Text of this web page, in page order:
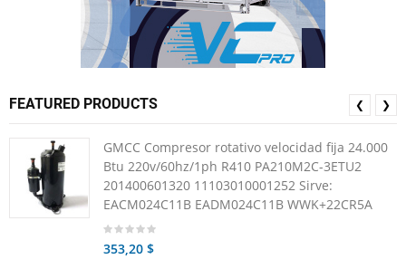
FEATURED PRODUCTS
GMCC Compresor rotativo velocidad fija 24.000
Btu 220v/60hz/1ph R410 PA210M2C-3ETU2
201400601320 11103010001252 Sirve:
EACM024C11B EADM024C11B WWK+22CR5A
353,20 $
❮ ❯